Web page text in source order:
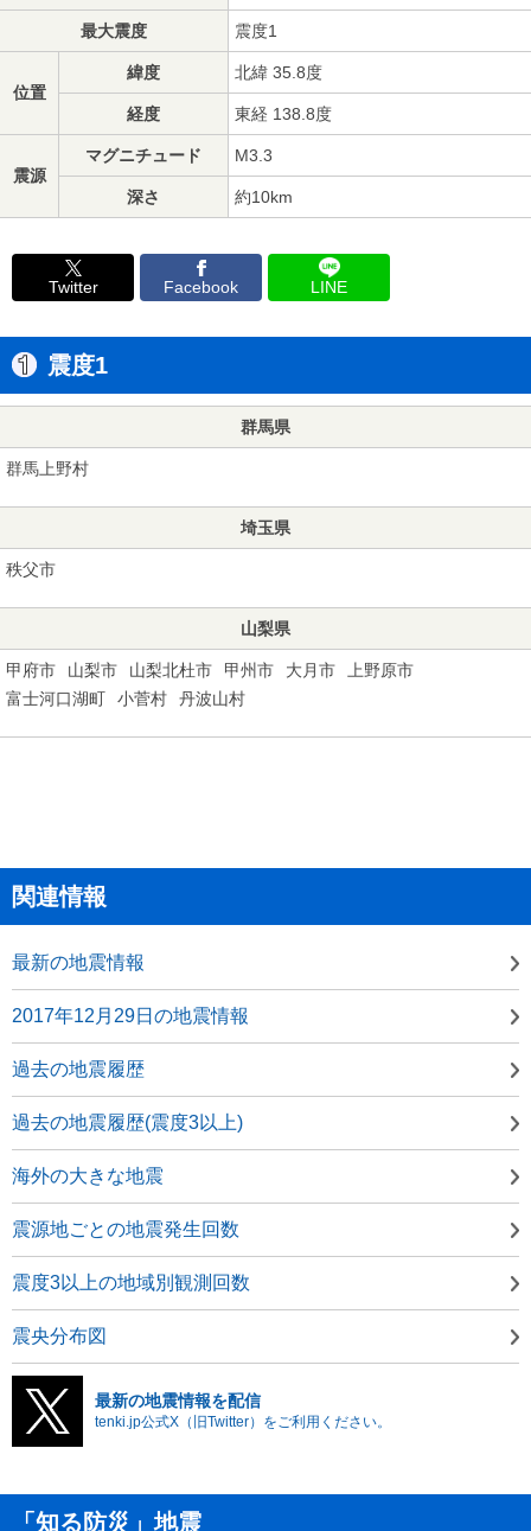
最大震度 震度1
位置
緯度 北緯 35.8度
経度 東経 138.8度
震源
マグニチュード M3.3
深さ 約10km
Twitter Facebook LINE
震度1
群馬県
群馬上野村
埼玉県
秩父市
山梨県
甲府市 山梨市 山梨北杜市 甲州市 大月市
上野原市
富士河口湖町
小菅村 丹波山村
関連情報
最新の地震情報
2017年12月29日の地震情報
過去の地震履歴
過去の地震履歴(震度3以上)
海外の大きな地震
震源地ごとの地震発生回数
震度3以上の地域別観測回数
震央分布図
最新の地震情報を配信
tenki.jp公式X（旧Twitter）をご利用ください。
「知る防災」地震